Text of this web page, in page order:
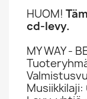
HUOM!
cd-levy.
MY WAY -
Musiikkilaji: